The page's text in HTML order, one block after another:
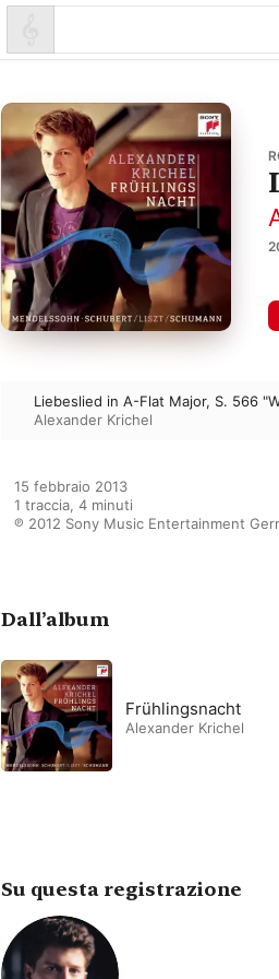
Liebeslied in A-Flat Major, S. 566
Alexander Krichel
15 febbraio 2013
1 traccia, 4 minuti
℗ 2012 Sony Music Entertainment
Dall’album
Frühlingsnacht
Alexander Krichel
Su questa registrazione